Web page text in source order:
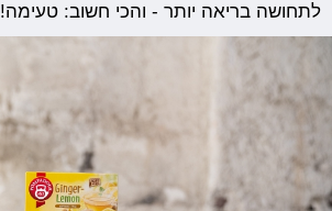
לתחושה בריאה יותר - והכי חשוב: טעימה!